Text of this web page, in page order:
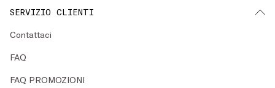
SERVIZIO CLIENTI
Contattaci
FAQ
FAQ PROMOZIONI